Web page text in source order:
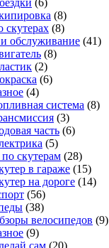
(8)
скутерах (8)
обслуживание (41)
(8)
(2)
(6)
(4)
система (8)
(3)
часть (6)
(5)
скутерам (28)
в гараже (15)
на дороге (14)
(56)
(38)
велосипедов (9)
(9)
сам (20)